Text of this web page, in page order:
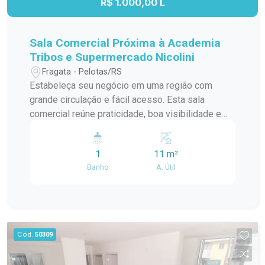
R$ 1.000,00 L
Sala Comercial Próxima à Academia
Tribos e Supermercado Nicolini
Fragata - Pelotas/RS
Estabeleça seu negócio em uma região com
grande circulação e fácil acesso. Esta sala
comercial reúne praticidade, boa visibilidade e
ambiente ideal para empresas que desejam estar
próximas de seus clientes e fortalecer sua
presença comercial. Localização: Localizada na
conhecida pelo intenso fluxo de pessoas e
veículos, oferecendo conveniência e facilidade
de acesso no dia a dia. Descrição do imóvel: Com
1
Banho
11 m²
A. Útil
Cód. 50309